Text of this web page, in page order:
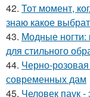
42. Тот момент,
знаю какое
43. Модные ногти:
для стильного
44. Черно-
современных дам
45. Человек паук